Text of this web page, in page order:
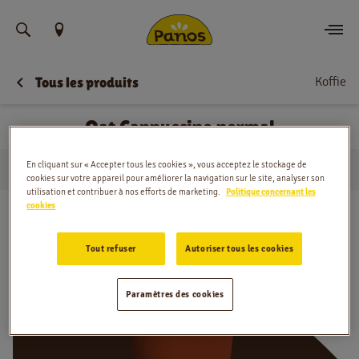
Trouvez votre emplacement
Commander
Nouvelles
Menu
Application
Contact
Jobs
Tous les produits Koffie
Oat Cappuccino normal
Domicile
… Warme dranken Oat Cappuccino normal
En cliquant sur « Accepter tous les cookies », vous acceptez le stockage de
cookies sur votre appareil pour améliorer la navigation sur le site, analyser son
utilisation et contribuer à nos efforts de marketing. Politique concernant les
cookies
Tout refuser Autoriser tous les cookies
Paramètres des cookies